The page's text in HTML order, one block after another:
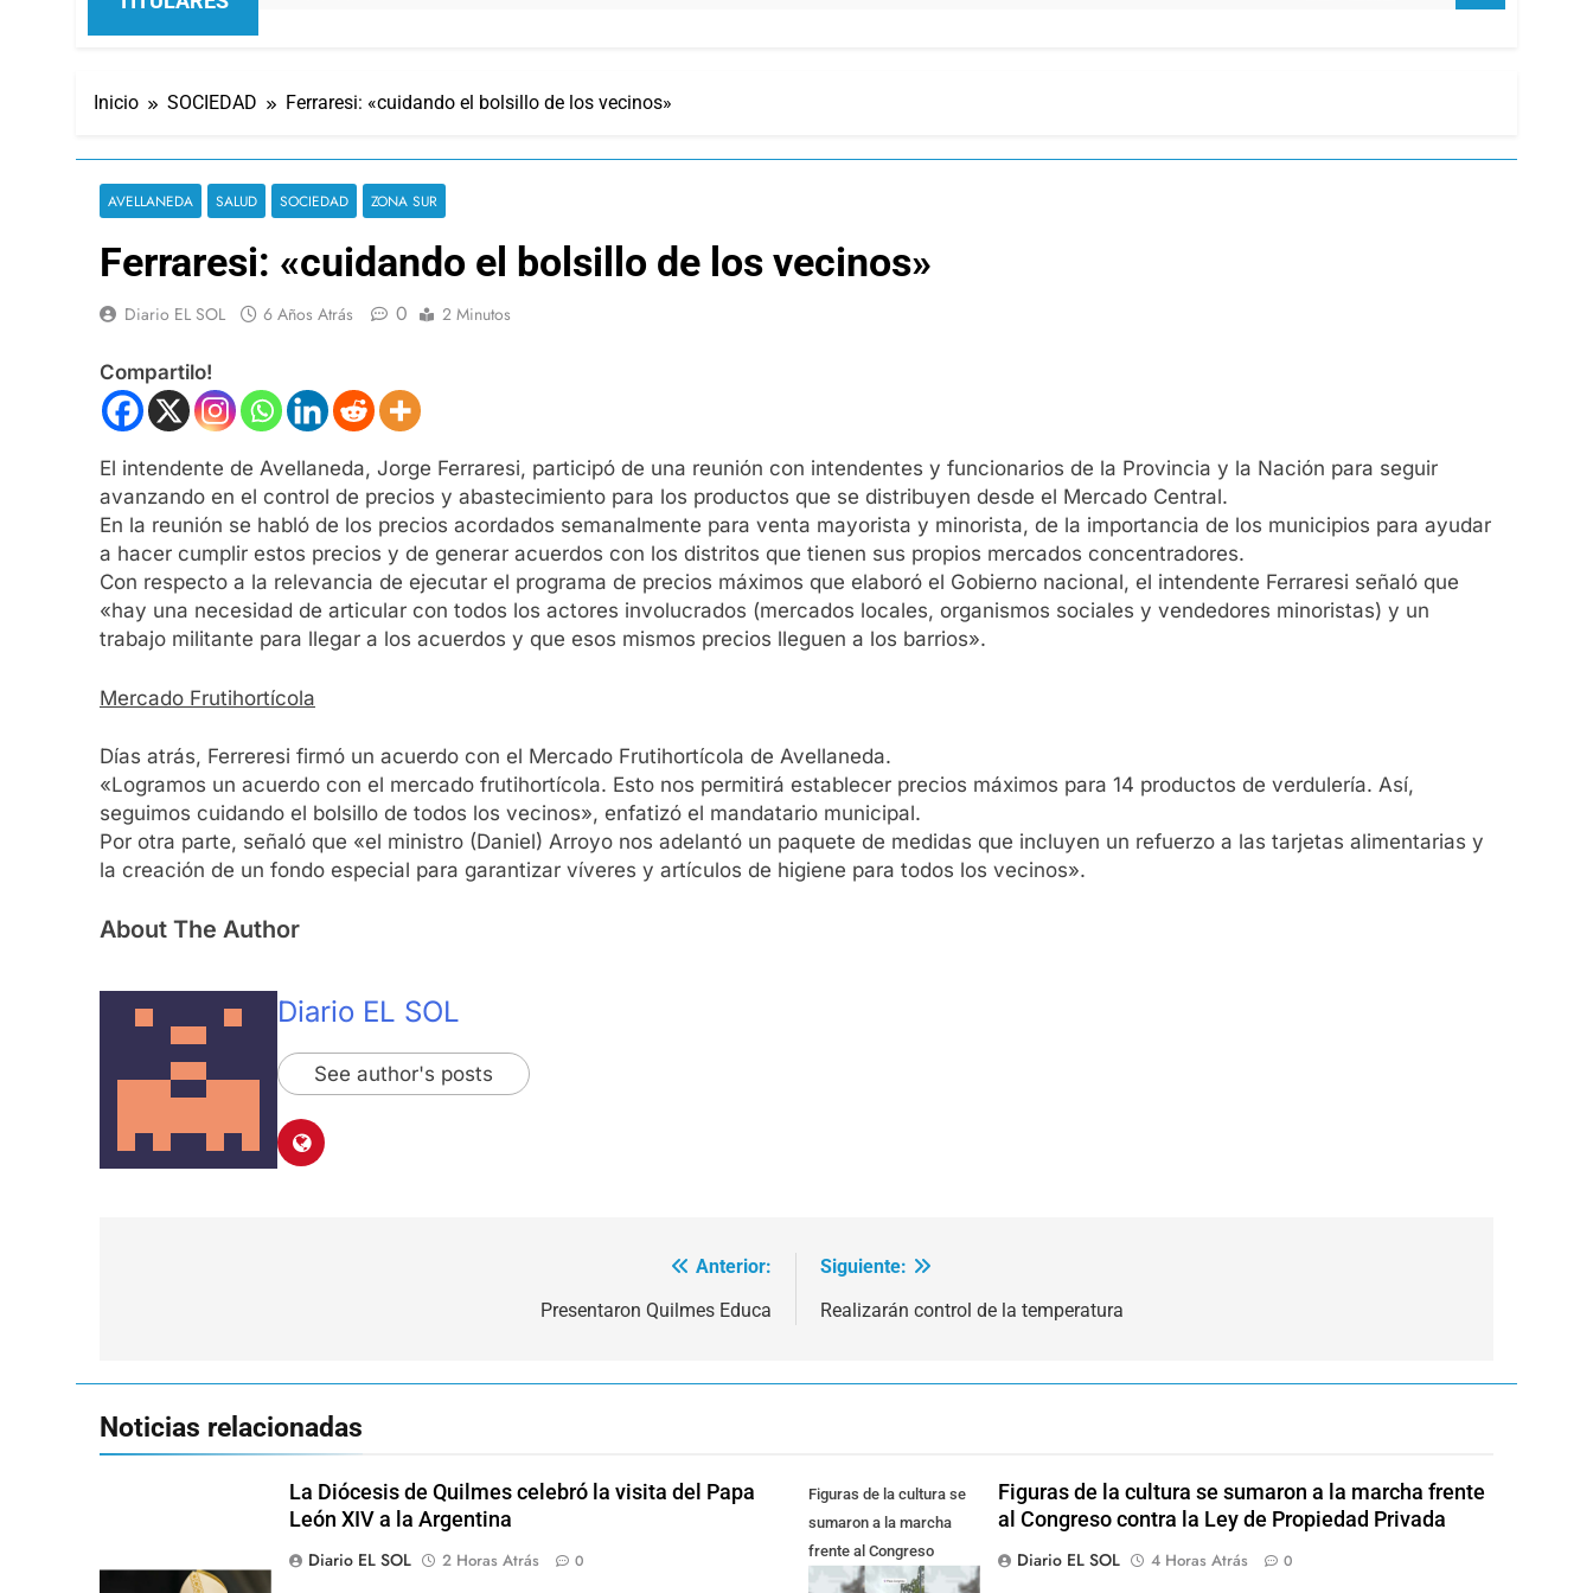
Inicio SOCIEDAD Ferraresi: «cuidando el bolsillo de los vecinos»
AVELLANEDA SALUD SOCIEDAD ZONA SUR
Ferraresi: «cuidando el bolsillo de los vecinos»
Diario EL SOL 6 Años Atrás 0 2 Minutos
Compartilo!
El intendente de Avellaneda, Jorge Ferraresi, participó de una reunión con intendentes y funcionarios de la Provincia y la Nación para seguir
avanzando en el control de precios y abastecimiento para los productos que se distribuyen desde el Mercado Central.
En la reunión se habló de los precios acordados semanalmente para venta mayorista y minorista, de la importancia de los municipios para ayudar
a hacer cumplir estos precios y de generar acuerdos con los distritos que tienen sus propios mercados concentradores.
Con respecto a la relevancia de ejecutar el programa de precios máximos que elaboró el Gobierno nacional, el intendente Ferraresi señaló que
«hay una necesidad de articular con todos los actores involucrados (mercados locales, organismos sociales y vendedores minoristas) y un
trabajo militante para llegar a los acuerdos y que esos mismos precios lleguen a los barrios».
Mercado Frutihortícola
Días atrás, Ferreresi firmó un acuerdo con el Mercado Frutihortícola de Avellaneda.
«Logramos un acuerdo con el mercado frutihortícola. Esto nos permitirá establecer precios máximos para 14 productos de verdulería. Así,
seguimos cuidando el bolsillo de todos los vecinos», enfatizó el mandatario municipal.
Por otra parte, señaló que «el ministro (Daniel) Arroyo nos adelantó un paquete de medidas que incluyen un refuerzo a las tarjetas alimentarias y
la creación de un fondo especial para garantizar víveres y artículos de higiene para todos los vecinos».
About The Author
Diario EL SOL
See author's posts
Anterior:
Presentaron Quilmes Educa
Siguiente:
Realizarán control de la temperatura
Noticias relacionadas
La Diócesis de Quilmes celebró la visita del Papa
León XIV a la Argentina
Diario EL SOL
2 Horas Atrás 0
Figuras de la cultura se
sumaron a la marcha
frente al Congreso
contra la Ley de
Figuras de la cultura se sumaron a la marcha frente
al Congreso contra la Ley de Propiedad Privada
Diario EL SOL
4 Horas Atrás 0